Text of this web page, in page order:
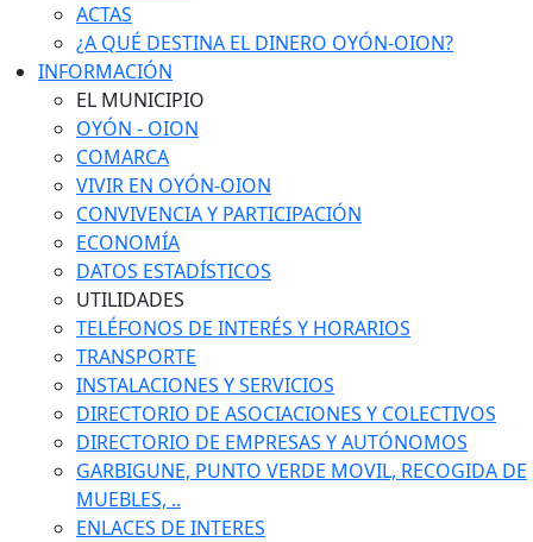
ACTAS
¿A QUÉ DESTINA EL DINERO OYÓN-OION?
INFORMACIÓN
EL MUNICIPIO
OYÓN - OION
COMARCA
VIVIR EN OYÓN-OION
CONVIVENCIA Y PARTICIPACIÓN
ECONOMÍA
DATOS ESTADÍSTICOS
UTILIDADES
TELÉFONOS DE INTERÉS Y HORARIOS
TRANSPORTE
INSTALACIONES Y SERVICIOS
DIRECTORIO DE ASOCIACIONES Y COLECTIVOS
DIRECTORIO DE EMPRESAS Y AUTÓNOMOS
GARBIGUNE, PUNTO VERDE MOVIL, RECOGIDA DE
MUEBLES, ..
ENLACES DE INTERES